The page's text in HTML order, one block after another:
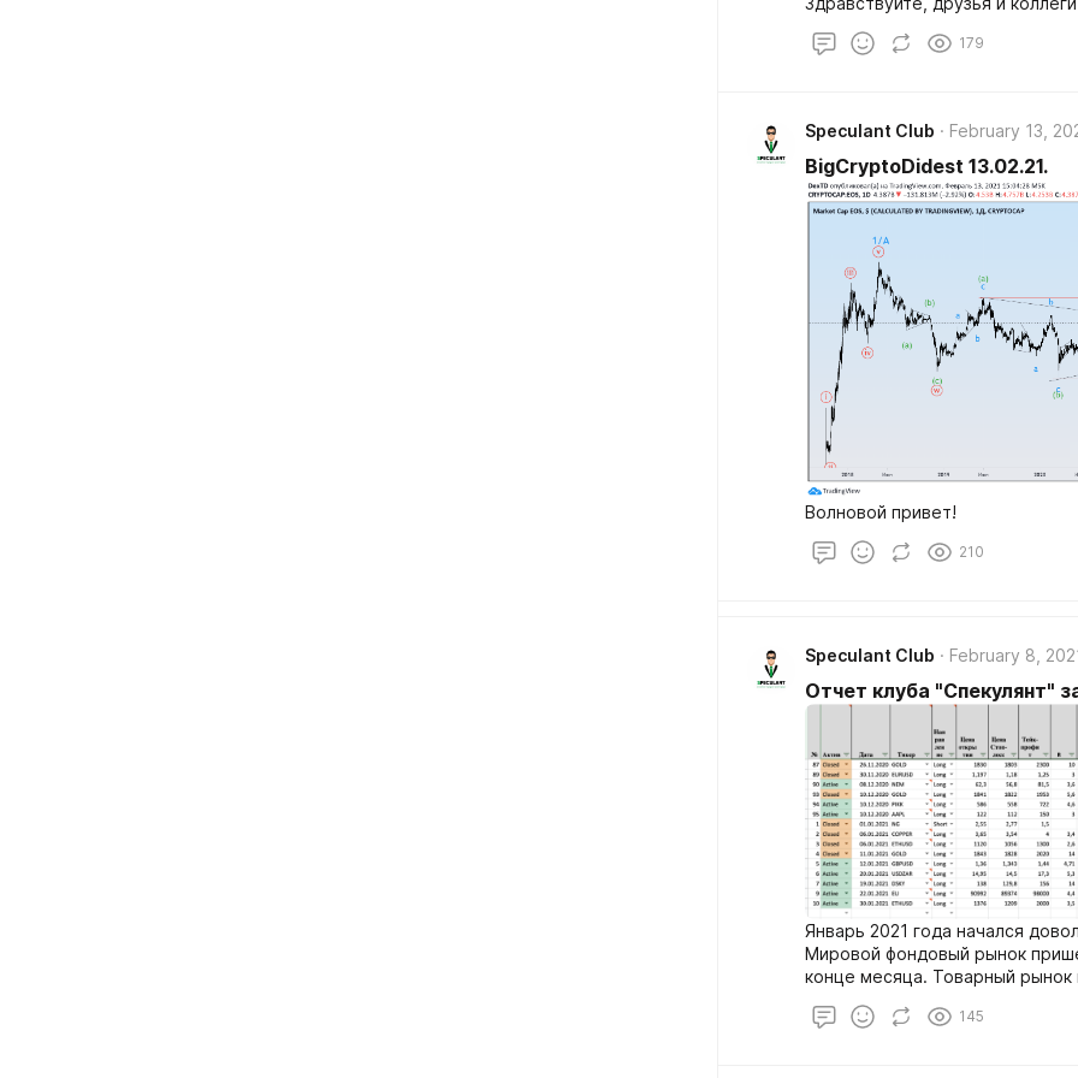
179
Speculant Club February 13,
BigCryptoDidest 13.02.21.
Волновой привет!
210
Speculant Club February 8,
Отчет клуба "Спекулянт"
Январь 2021 года начался
Мировой фондовый рынок
конце месяца. Товарный рынок
145